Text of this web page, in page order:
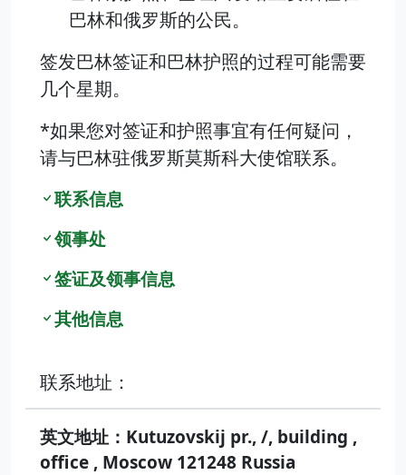
巴林和俄罗斯的公民。
签发巴林签证和巴林护照的过程可能需要
几个星期。
*如果您对签证和护照事宜有任何疑问，
请与巴林驻俄罗斯莫斯科大使馆联系。
联系信息
领事处
签证及领事信息
其他信息
联系地址：
英文地址：Kutuzovskij pr., /, building ,
office , Moscow 121248 Russia